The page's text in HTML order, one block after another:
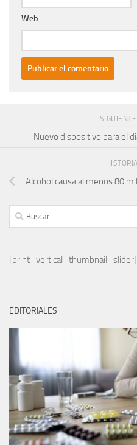
Web
Nuevo dispositivo para el
Alcohol causa al menos 80
Buscar:
[print_vertical_thumbnail_slider]
EDITORIALES